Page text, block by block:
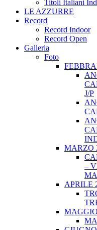
Titoli Italiani
LE AZZURRE
Record
Record Indoor
Record Open
Galleria
Foto
J/P
MARZO
–
APRILE